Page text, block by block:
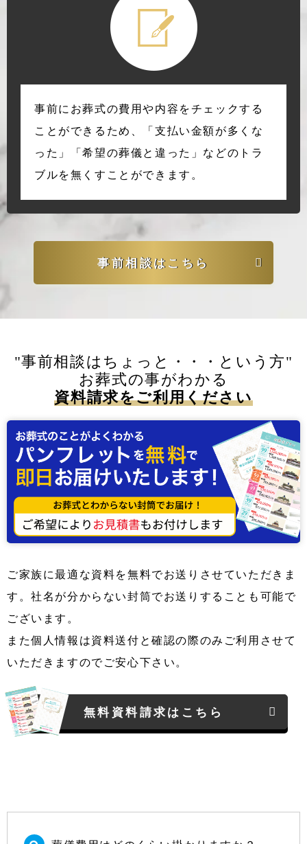
事前にお葬式の費用や内容をチェックする
ことができるため、「支払い金額が多くな
った」「希望の葬儀と違った」などのトラ
ブルを無くすことができます。
事前相談はこちら
"事前相談はちょっと・・・という方"
お葬式の事がわかる
資料請求をご利用ください
ご家族に最適な資料を無料でお送りさせていただきま
す。社名が分からない封筒でお送りすることも可能で
ございます。
また個人情報は資料送付と確認の際のみご利用させて
いただきますのでご安心下さい。
無料資料請求はこちら